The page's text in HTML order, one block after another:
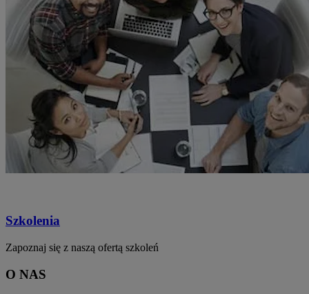
Szkolenia
Zapoznaj się z naszą ofertą szkoleń
O NAS